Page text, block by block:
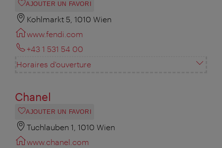
AJOUTER UN FAVORI
Kohlmarkt 5, 1010 Wien
www.fendi.com
+43 1 531 54 00
Horaires d'ouverture
Chanel
AJOUTER UN FAVORI
Tuchlauben 1, 1010 Wien
www.chanel.com